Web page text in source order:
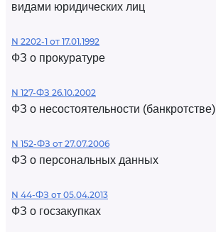
видами юридических лиц
N 2202-1 от 17.01.1992
ФЗ о прокуратуре
N 127-ФЗ 26.10.2002
ФЗ о несостоятельности (банкротстве)
N 152-ФЗ от 27.07.2006
ФЗ о персональных данных
N 44-ФЗ от 05.04.2013
ФЗ о госзакупках